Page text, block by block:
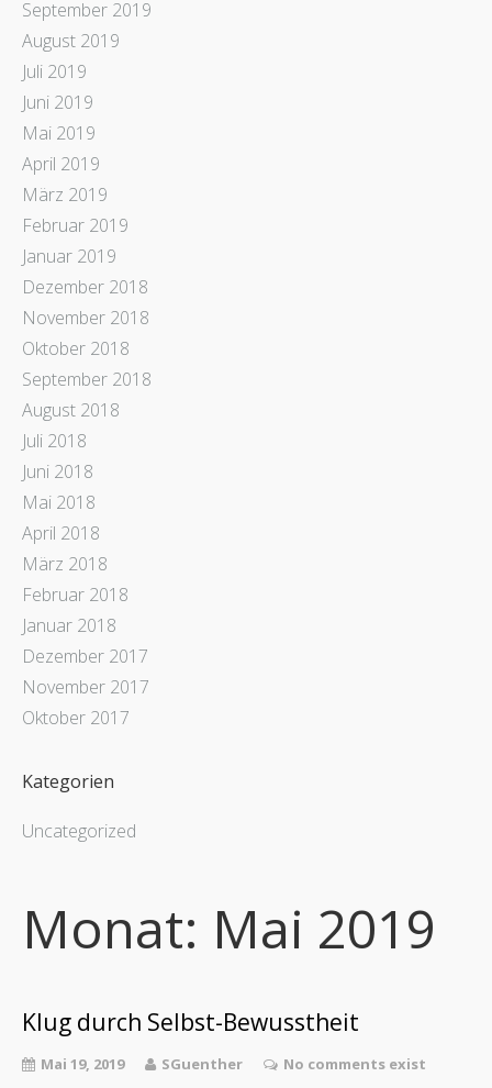
September 2019
August 2019
Juli 2019
Juni 2019
Mai 2019
April 2019
März 2019
Februar 2019
Januar 2019
Dezember 2018
November 2018
Oktober 2018
September 2018
August 2018
Juli 2018
Juni 2018
Mai 2018
April 2018
März 2018
Februar 2018
Januar 2018
Dezember 2017
November 2017
Oktober 2017
Kategorien
Uncategorized
Monat: Mai 2019
Klug durch Selbst-Bewusstheit
Mai 19, 2019 SGuenther No comments exist